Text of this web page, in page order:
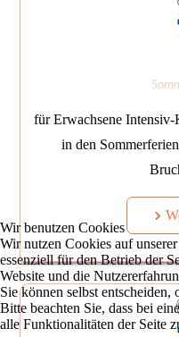
für Erwachsene
in den
Wir benutzen Cookies
Wir nutzen Cookies auf
essenziell für den Betrieb der
Website und die
Sie können selbst entscheiden,
Bitte beachten Sie, dass bei
alle Funktionalitäten der Seite